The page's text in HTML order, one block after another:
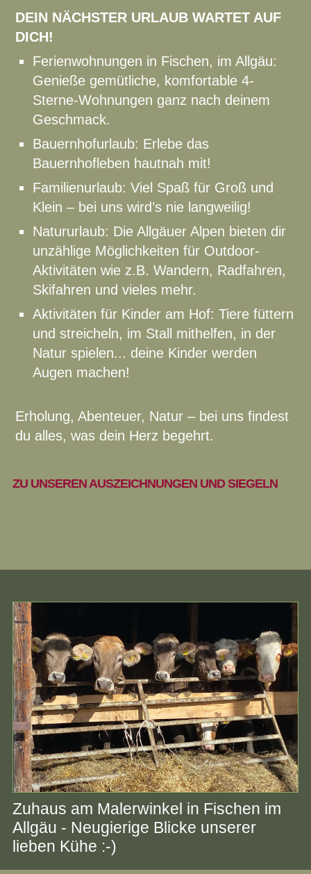
DEIN NÄCHSTER URLAUB WARTET AUF
DICH!
Ferienwohnungen in Fischen, im Allgäu:
Genieße gemütliche, komfortable 4-
Sterne-Wohnungen ganz nach deinem
Geschmack.
Bauernhofurlaub: Erlebe das
Bauernhofleben hautnah mit!
Familienurlaub: Viel Spaß für Groß und
Klein – bei uns wird’s nie langweilig!
Natururlaub: Die Allgäuer Alpen bieten dir
unzählige Möglichkeiten für Outdoor-
Aktivitäten wie z.B. Wandern, Radfahren,
Skifahren und vieles mehr.
Aktivitäten für Kinder am Hof: Tiere füttern
und streicheln, im Stall mithelfen, in der
Natur spielen... deine Kinder werden
Augen machen!
Erholung, Abenteuer, Natur – bei uns findest
du alles, was dein Herz begehrt.
ZU UNSEREN AUSZEICHNUNGEN UND SIEGELN
Zuhaus am Malerwinkel in Fischen im
Allgäu - Neugierige Blicke unserer
lieben Kühe :-)